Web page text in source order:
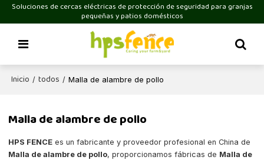
Soluciones de cercas eléctricas de protección de seguridad para granjas
pequeñas y patios domésticos
Inicio / todos / Malla de alambre de pollo
Malla de alambre de pollo
HPS FENCE es un fabricante y proveedor profesional en China de
Malla de alambre de pollo, proporcionamos fábricas de Malla de